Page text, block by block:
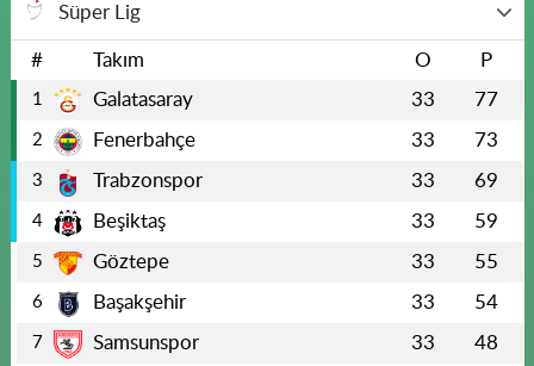
Süper Lig
# Takım O P
1 Galatasaray 33 77
2 Fenerbahçe 33 73
3 Trabzonspor 33 69
4 Beşiktaş 33 59
5 Göztepe 33 55
6 Başakşehir 33 54
7 Samsunspor 33 48